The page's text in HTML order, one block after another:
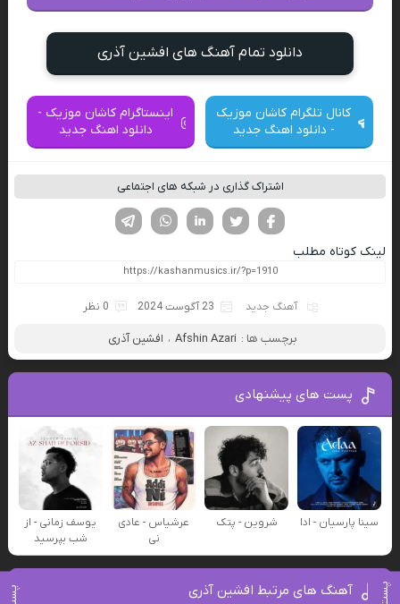
دانلود تمام آهنگ های افشین آذری
کانال تلگرام کاشان موزیک
- دانلود اهنگ جدید
اینستاگرام کاشان موزیک -
دانلود اهنگ جدید
اشتراک گذاری در شبکه های اجتماعی
لینکدین تویتر
فیسوک
لینک کوتاه مطلب
آهنگ جدید 23 آگوست 2024 0 نظر
برچسب ها : Afshin Azari ، افشین آذری
پست های پیشنهادی
سینا پارسیان - ادا شروین - پتک
عرشیاس - عادی
نی
یوسف زمانی - از
شب بپرسید
آهنگ های مرتبط افشین آذری